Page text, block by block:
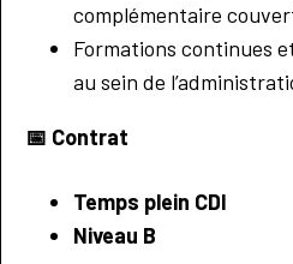
complémentaire
Formations continues
au sein de
📅 Contrat
Temps plein CDI
Niveau B